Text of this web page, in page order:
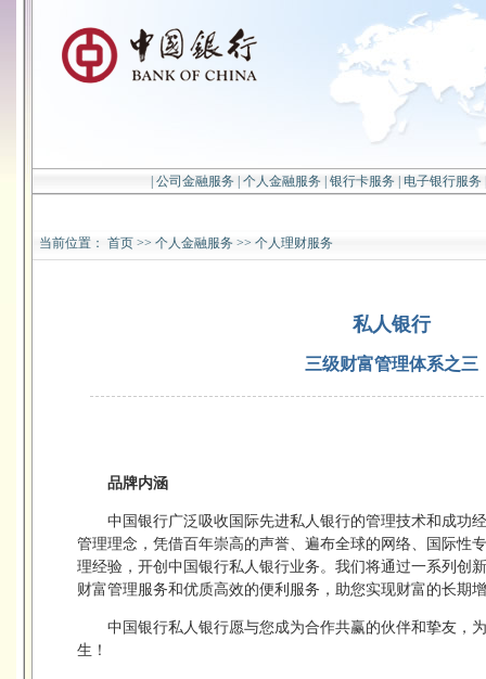
公司金融服务 个人金融服务 银行卡服务 电子银行服务
当前位置： 首页 >> 个人金融服务 >> 个人理财服务
私人银行
三级财富管理体系之三
品牌内涵
中国银行广泛吸收国际先进私人银行的管理技术和成功
管理理念，凭借百年崇高的声誉、遍布全球的网络、国际性
理经验，开创中国银行私人银行业务。我们将通过一系列创
财富管理服务和优质高效的便利服务，助您实现财富的长期
中国银行私人银行愿与您成为合作共赢的伙伴和挚友，
生！